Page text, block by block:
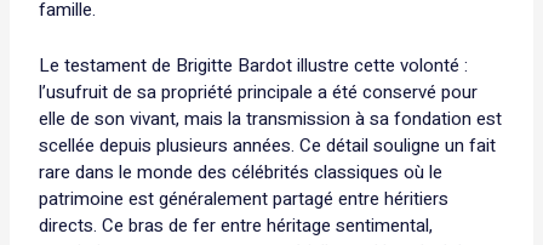
famille.
Le testament de Brigitte Bardot illustre cette volonté :
l’usufruit de sa propriété principale a été conservé pour
elle de son vivant, mais la transmission à sa fondation est
scellée depuis plusieurs années. Ce détail souligne un fait
rare dans le monde des célébrités classiques où le
patrimoine est généralement partagé entre héritiers
directs. Ce bras de fer entre héritage sentimental,